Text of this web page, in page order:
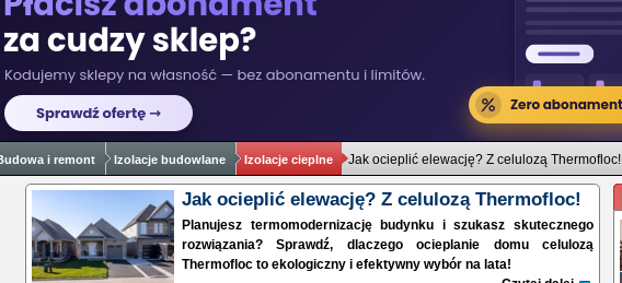
i remont Izolacje budowlane Izolacje cieplne Jak ocieplić elewację? Z celulozą Thermofloc!
Jak ocieplić elewację? Z celulozą Thermofloc!
Planujesz termomodernizację budynku i szukasz skutecznego
rozwiązania? Sprawdź, dlaczego ocieplanie domu celulozą
Thermofloc to ekologiczny i efektywny wybór na lata!